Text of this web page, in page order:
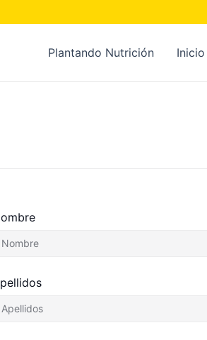
Plantando Nutrición Inicio